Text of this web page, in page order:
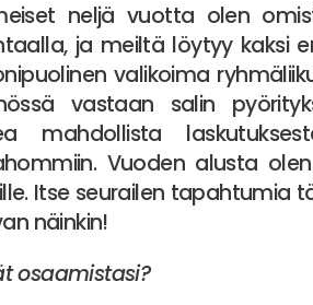
neljä vuotta olen
ja meiltä löytyy kaksi
valikoima
vastaan salin
mahdollista
Vuoden alusta
Itse seurailen tapahtumia
näinkin!
osaamistasi?